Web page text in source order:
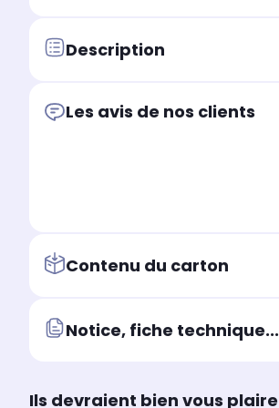
Description
Les avis de nos clients
Contenu du carton
Notice, fiche technique...
Ils devraient bien vous plaire